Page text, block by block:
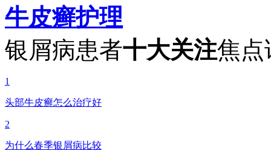
牛皮癣护理
银屑病患者十大关注焦点
1
头部牛皮癣怎么治疗好
2
为什么春季银屑病比较